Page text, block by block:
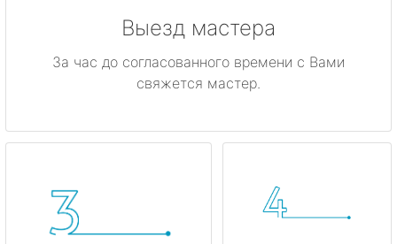
Выезд мастера
За час до согласованного времени с Вами
свяжется мастер.